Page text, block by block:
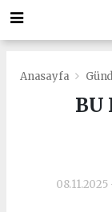
Anasayfa
BU